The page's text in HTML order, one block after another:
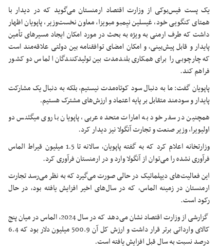
یک پست فیس‌بوکی از وزارت اقتصاد ارمنستان می‌گوید که در دیدار با
همتای کنگویی خود، غیسلین نیِمبو مبویزا، معاون نخست‌وزیر، پاپویان اظهار
داشت که طرف ارمنی به ویژه به بحث در مورد امکان ایجاد مسیرهای تأمین
پایدار و قابل پیش‌بینی، و امکان امضای توافقنامه بین دولتی علاقه‌مند است
که چارچوبی را برای همکاری بلندمدت بین تولیدکنندگان الماس دو کشور
فراهم کند.
پاپویان گفت: ما به دنبال سود کوتاه‌مدت نیستیم، بلکه به دنبال یک مشارکت
پایدار و سودمند متقابل بر پایه اعتماد و ارزش‌های مشترک هستیم.
همچنین در سفر خود به امارات متحده عربی، پاپویان با روی میگئنس دو
اولیویرا، وزیر صنعت و تجارت آنگولا نیز دیدار کرد.
وزارتخانه اعلام کرد که به گفته پاپویان، سالانه تا 1.5 میلیون قیراط الماس
فرآوری نشده را می‌توان از آنگولا وارد و در ارمنستان فرآوری کرد.
این فعالیت‌های دیپلماتیک در حالی صورت می‌گیرد که به نظر می‌رسد تجارت
ارمنستان در زمینه الماس، که در سال‌های اخیر افزایش یافته بود، در حال
رکود است.
گزارشی از وزارت اقتصاد نشان می‌دهد که در سال 2024، الماس در میان پنج
کالای وارداتی برتر قرار داشت و ارزش کل آن 500.9 میلیون دلار بود که 6.4
درصد نسبت به سال قبل افزایش یافته است.